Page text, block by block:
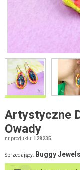
Artystyczne
Owady
nr produktu: 128235
Sprzedający: Buggy Jewels